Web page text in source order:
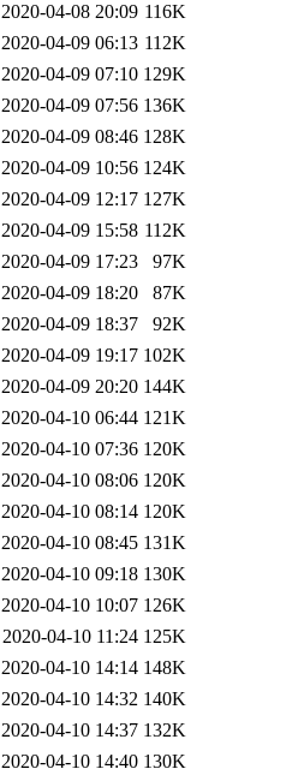
2020-04-08 20:09 116K
2020-04-09 06:13 112K
2020-04-09 07:10 129K
2020-04-09 07:56 136K
2020-04-09 08:46 128K
2020-04-09 10:56 124K
2020-04-09 12:17 127K
2020-04-09 15:58 112K
2020-04-09 17:23
97K
2020-04-09 18:20
87K
2020-04-09 18:37
92K
2020-04-09 19:17 102K
2020-04-09 20:20 144K
2020-04-10 06:44 121K
2020-04-10 07:36 120K
2020-04-10 08:06 120K
2020-04-10 08:14 120K
2020-04-10 08:45 131K
2020-04-10 09:18 130K
2020-04-10 10:07 126K
2020-04-10 11:24 125K
2020-04-10 14:14 148K
2020-04-10 14:32 140K
2020-04-10 14:37 132K
2020-04-10 14:40 130K